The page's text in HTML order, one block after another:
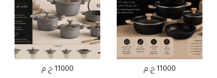
11000 ج.م 11000 ج.م